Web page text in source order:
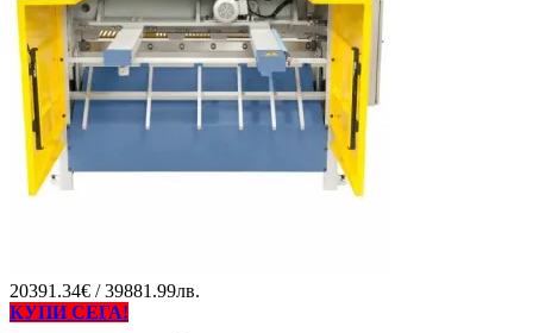
20391.34€ / 39881.99лв.
КУПИ СЕГА!